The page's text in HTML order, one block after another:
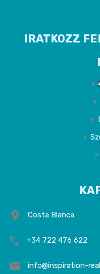
IRATKOZZ
Costa Blanca
+34 722 476 622
info@inspiration-